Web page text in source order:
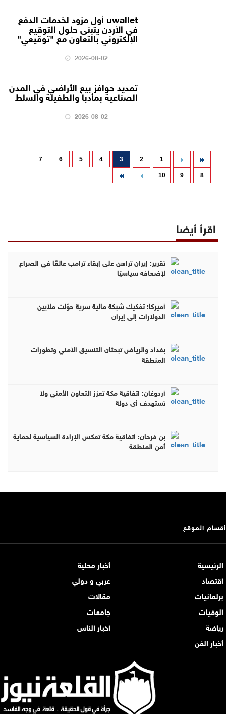
uwallet أول مزود لخدمات الدفع
في الأردن يتبنى حلول التوقيع
الإلكتروني بالتعاون مع "توقيعي"
2026-08-02
تمديد حوافز بيع الأراضي في المدن
الصناعية بمأدبا والطفيلة والسلط
2026-08-02
1
2
3
4
5
6
7
8
9
10
اقرأ أيضا
تقرير: إيران تراهن على إبقاء ترامب عالقًا في الصراع
لإضعافه سياسيًا
أميركا: تفكيك شبكة مالية سرية حوّلت ملايين
الدولارات إلى إيران
بغداد والرياض تبحثان التنسيق الأمني وتطورات
المنطقة
أردوغان: اتفاقية مكة تعزز التعاون الأمني ولا
تستهدف أي دولة
بن فرحان: اتفاقية مكة تعكس الإرادة السياسية لحماية
أمن المنطقة
أقسام الموقع
الرئيسية
أخبار محلية
اقتصاد
عربي و دولي
برلمانيات
مقالات
الوفيات
جامعات
رياضة
اخبار الناس
أخبار الفن